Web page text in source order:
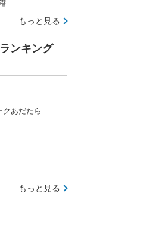
もっと見る
ンキング
あだたら
もっと見る